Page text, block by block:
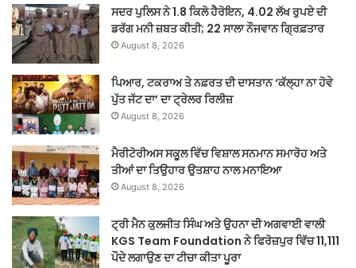
ਸਦਰ ਪੁਲਿਸ ਨੇ 1.8 ਕਿਲੋ ਹੈਰੋਇਨ, 4.02 ਲੱਖ ਰੁਪਏ ਦੀ
ਡਰੱਗ ਮਨੀ ਜ਼ਬਤ ਕੀਤੀ; 22 ਸਾਲਾ ਨੌਜਵਾਨ ਗ੍ਰਿਫ਼ਤਾਰ
August 8, 2026
ਪਿਆਰ, ਟਕਰਾਅ ਤੇ ਨਫ਼ਰਤ ਦੀ ਦਾਸਤਾਨ ‘ਕੱਲ੍ਹਾ ਨਾ ਹੋਵੇ
ਪੁੱਤ ਜੱਟ ਦਾ’ ਦਾ ਟ੍ਰੇਲਰ ਰਿਲੀਜ਼
August 8, 2026
ਮੈਰੀਟੋਰੀਅਸ ਸਕੂਲ ਵਿੱਚ ਵਿਸ਼ਾਲ ਸਨਮਾਨ ਸਮਾਰੋਹ ਅਤੇ
ਤੀਆਂ ਦਾ ਤਿਉਹਾਰ ਉਤਸ਼ਾਹ ਨਾਲ ਮਨਾਇਆ
August 8, 2026
ਟ੍ਰੀ ਮੈਨ ਕੁਲਜੀਤ ਸਿੰਘ ਅਤੇ ਉਹਨਾ ਦੀ ਅਗਵਾਈ ਵਾਲੀ
KGS Team Foundation ਨੇ ਫਿਰੋਜ਼ਪੁਰ ਵਿੱਚ 11,111
ਪੌਦੇ ਲਗਾਉਣ ਦਾ ਟੀਚਾ ਕੀਤਾ ਪੂਰਾ